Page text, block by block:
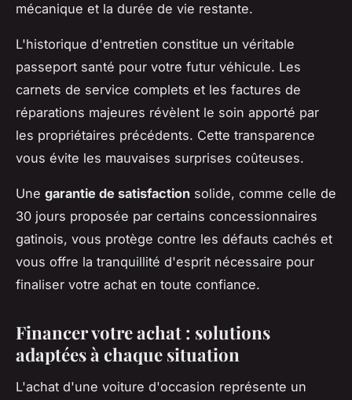
mécanique et la durée de vie restante.
L'historique d'entretien constitue un véritable
passeport santé pour votre futur véhicule. Les
carnets de service complets et les factures de
réparations majeures révèlent le soin apporté par
les propriétaires précédents. Cette transparence
vous évite les mauvaises surprises coûteuses.
Une garantie de satisfaction solide, comme celle de
30 jours proposée par certains concessionnaires
gatinois, vous protège contre les défauts cachés et
vous offre la tranquillité d'esprit nécessaire pour
finaliser votre achat en toute confiance.
Financer votre achat : solutions
adaptées à chaque situation
L'achat d'une voiture d'occasion représente un